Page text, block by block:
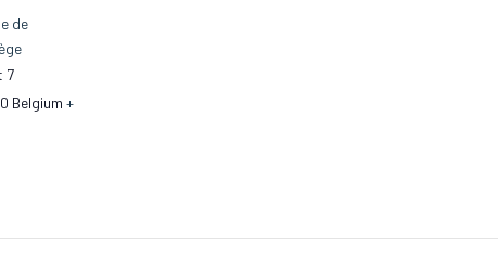
de
7
Belgium +